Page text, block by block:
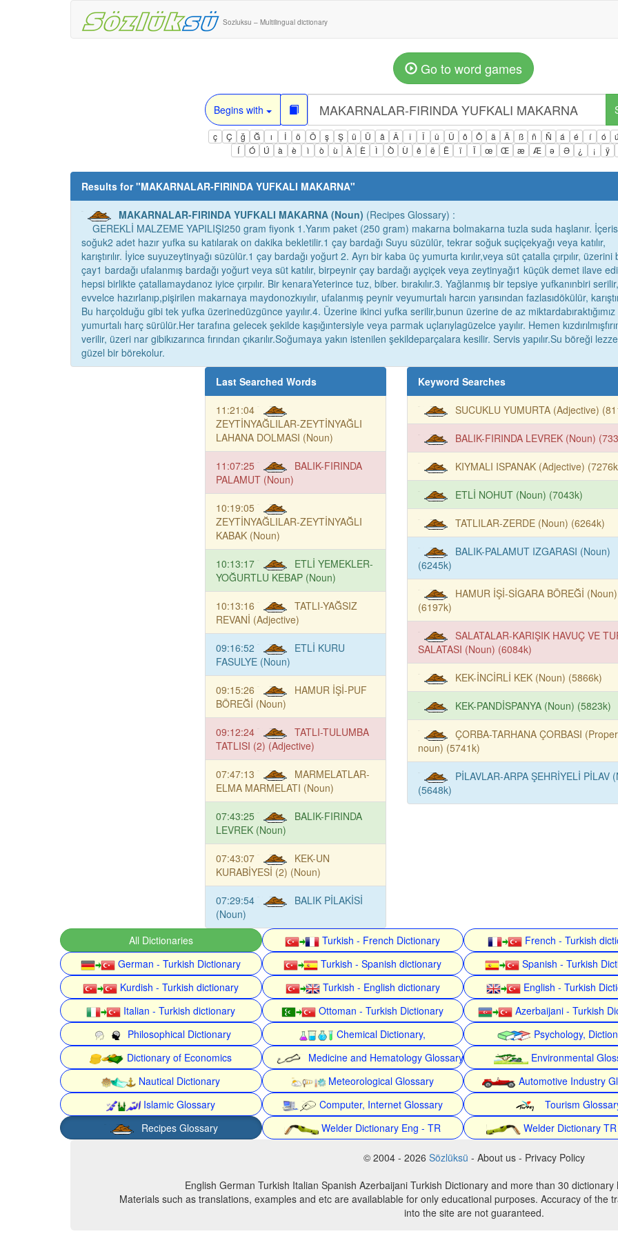
Sozluksu – Multilingual dictionary
Go to word games
Begins with
ç Ç ğ Ğ ı İ ö Ö ş Ş ü Ü â Â î Î û Û ô Ô ä Ä ß ñ Ñ á é í ó ú
Í
Ó Ú à è ì ò ù À È Ì Ò Ù ê ë Ë ï Ï œ Œ æ Æ ə Ə ¿ ¡ ÿ
Results for "MAKARNALAR-FIRINDA YUFKALI MAKARNA"
MAKARNALAR-FIRINDA YUFKALI MAKARNA (Noun) (Recipes Glossary) :
GEREKLİ MALZEME YAPILIŞI250 gram fiyonk 1.Yarım paket (250 gram) makarna bolmakarna tuzla suda haşlanır.
soğuk2 adet hazır yufka su katılarak on dakika bekletilir.1 çay bardağı Suyu süzülür, tekrar soğuk suçiçekyağı veya katılır,
karıştırılır. İyice suyuzeytinyağı süzülür.1 çay bardağı yoğurt 2. Ayrı bir kaba üç yumurta kırılır,veya süt çatalla çırpılır, üzerini
çay1 bardağı ufalanmış bardağı yoğurt veya süt katılır, birpeynir çay bardağı ayçiçek veya zeytinyağı1 küçük demet ilave
hepsi birlikte çatallamaydanoz iyice çırpılır. Bir kenaraYeterince tuz, biber. bırakılır.3. Yağlanmış bir tepsiye yufkanınbiri serilir,
evvelce hazırlanıp,pişirilen makarnaya maydonozkıyılır, ufalanmış peynir veyumurtalı harcın yarısından fazlasıdökülür,
Bu harçolduğu gibi tek yufka üzerinedüzgünce yayılır.4. Üzerine ikinci yufka serilir,bunun üzerine de az miktardabıraktığımız
yumurtalı harç sürülür.Her tarafına gelecek şekilde kaşığıntersiyle veya parmak uçlarıylagüzelce yayılır. Hemen
verilir, üzeri nar gibikızarınca fırından çıkarılır.Soğumaya yakın istenilen şekildeparçalara kesilir. Servis yapılır.Su böreği
güzel bir börekolur.
Last Searched Words
11:21:04
ZEYTİNYAĞLILAR-ZEYTİNYAĞLI
LAHANA DOLMASI (Noun)
11:07:25
BALIK-FIRINDA
PALAMUT (Noun)
10:19:05
ZEYTİNYAĞLILAR-ZEYTİNYAĞLI
KABAK (Noun)
10:13:17
ETLİ YEMEKLER-
YOĞURTLU KEBAP (Noun)
10:13:16
TATLI-YAĞSIZ
REVANİ (Adjective)
09:16:52
ETLİ KURU
FASULYE (Noun)
09:15:26
HAMUR İŞİ-PUF
BÖREĞİ (Noun)
09:12:24
TATLI-TULUMBA
TATLISI (2) (Adjective)
07:47:13
MARMELATLAR-
ELMA MARMELATI (Noun)
07:43:25
BALIK-FIRINDA
LEVREK (Noun)
07:43:07
KEK-UN
KURABİYESİ (2) (Noun)
07:29:54
BALIK PİLAKİSİ
(Noun)
Keyword Searches
SUCUKLU YUMURTA (Adjective)
BALIK-FIRINDA LEVREK (Noun)
KIYMALI ISPANAK (Adjective)
ETLİ NOHUT (Noun) (7043k)
TATLILAR-ZERDE (Noun) (6264k)
BALIK-PALAMUT IZGARASI (Noun)
(6245k)
HAMUR İŞİ-SİGARA BÖREĞİ (Noun)
(6197k)
SALATALAR-KARIŞIK HAVUÇ VE
SALATASI (Noun) (6084k)
KEK-İNCİRLİ KEK (Noun) (5866k)
KEK-PANDİSPANYA (Noun) (5823k)
ÇORBA-TARHANA ÇORBASI (Proper
noun) (5741k)
PİLAVLAR-ARPA ŞEHRİYELİ PİLAV
(5648k)
All Dictionaries Turkish - French Dictionary French - Turkish
German - Turkish Dictionary
Turkish - Spanish dictionary Spanish - Turkish
Kurdish - Turkish dictionary
Turkish - English dictionary English - Turkish
Italian - Turkish dictionary
Ottoman - Turkish Dictionary Azerbaijani - Turkish
Philosophical Dictionary
Chemical Dictionary, Psychology,
Dictionary of Economics
Medicine and Hematology Glossary Environmental
Nautical Dictionary
Meteorological Glossary Automotive Industry
Islamic Glossary
Computer, Internet Glossary Tourism
Recipes Glossary
Welder Dictionary Eng - TR Welder Dictionary
© 2004 - 2026 Sözlüksü - About us - Privacy Policy
English German Turkish Italian Spanish Azerbaijani Turkish Dictionary and more than 30
Materials such as translations, examples and etc are availablable for only educational purposes. Accuracy of the
into the site are not guaranteed.